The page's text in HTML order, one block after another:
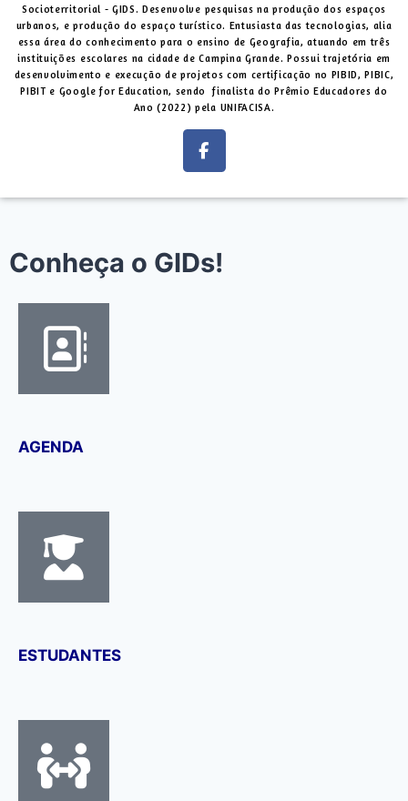
Socioterritorial - GIDS. Desenvolve pesquisas na produção dos espaços
urbanos, e produção do espaço turístico. Entusiasta das tecnologias, alia
essa área do conhecimento para o ensino de Geografia, atuando em três
instituições escolares na cidade de Campina Grande. Possui trajetória em
desenvolvimento e execução de projetos com certificação no PIBID, PIBIC,
PIBIT e Google for Education, sendo finalista do Prêmio Educadores do
Ano (2022) pela UNIFACISA.
Conheça o GIDs!
AGENDA
ESTUDANTES